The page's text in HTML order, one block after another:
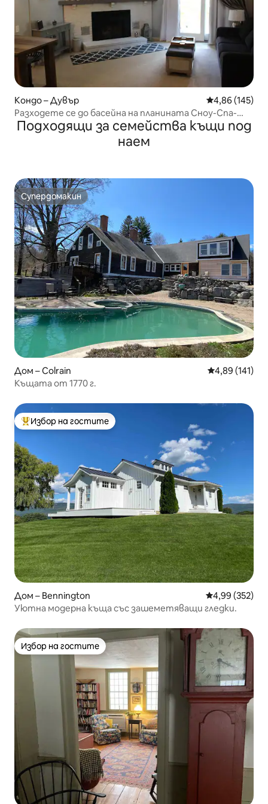
Кондо – Дувър Средна
4,86 (145)
Разходете се до басейна на планината Сноу-Спа-
Съмър
Подходящи за семейства къщи под
наем
Супердомакин
Супердомакин
Дом – Colrain Средна
4,89 (141)
Къщата от 1770 г.
Най-популярен избор на гостите
Избор на гостите
Дом – Bennington Средна
4,99 (352)
Уютна модерна къща със зашеметяващи гледки.
Избор на гостите
Избор на гостите